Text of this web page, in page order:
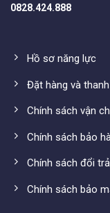
1,2kgf/mm2
Cường độ lực
Độ giãn dài
Tiêu chuẩn: IEC
Tiêu chuẩn Việt
ngành do Bộ
Thông số kĩ
0828.424.888
Hồ sơ năng lực
Đặt hàng và
Chính sách vận
Chính sách bảo
Chính sách đổi trả
Chính sách bảo